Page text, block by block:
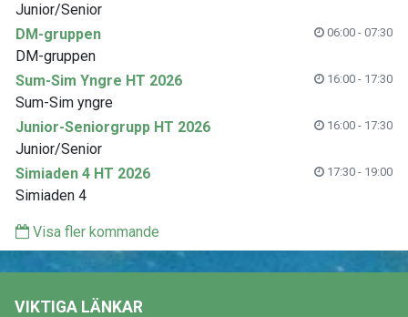
Junior/Senior
DM-gruppen
06:00 - 07:30
DM-gruppen
Sum-Sim Yngre HT 2026
16:00 - 17:30
Sum-Sim yngre
Junior-Seniorgrupp HT 2026
16:00 - 17:30
Junior/Senior
Simiaden 4 HT 2026
17:30 - 19:00
Simiaden 4
Visa fler kommande
VIKTIGA LÄNKAR